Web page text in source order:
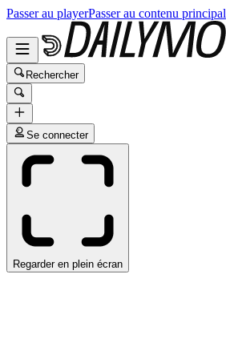
Passer au playerPasser au contenu principal
Rechercher
Se connecter
Regarder en plein écran